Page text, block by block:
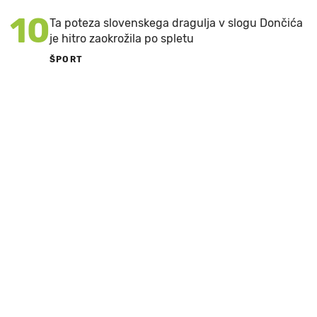
10Ta poteza slovenskega dragulja v slogu Dončića
je hitro zaokrožila po spletu
ŠPORT